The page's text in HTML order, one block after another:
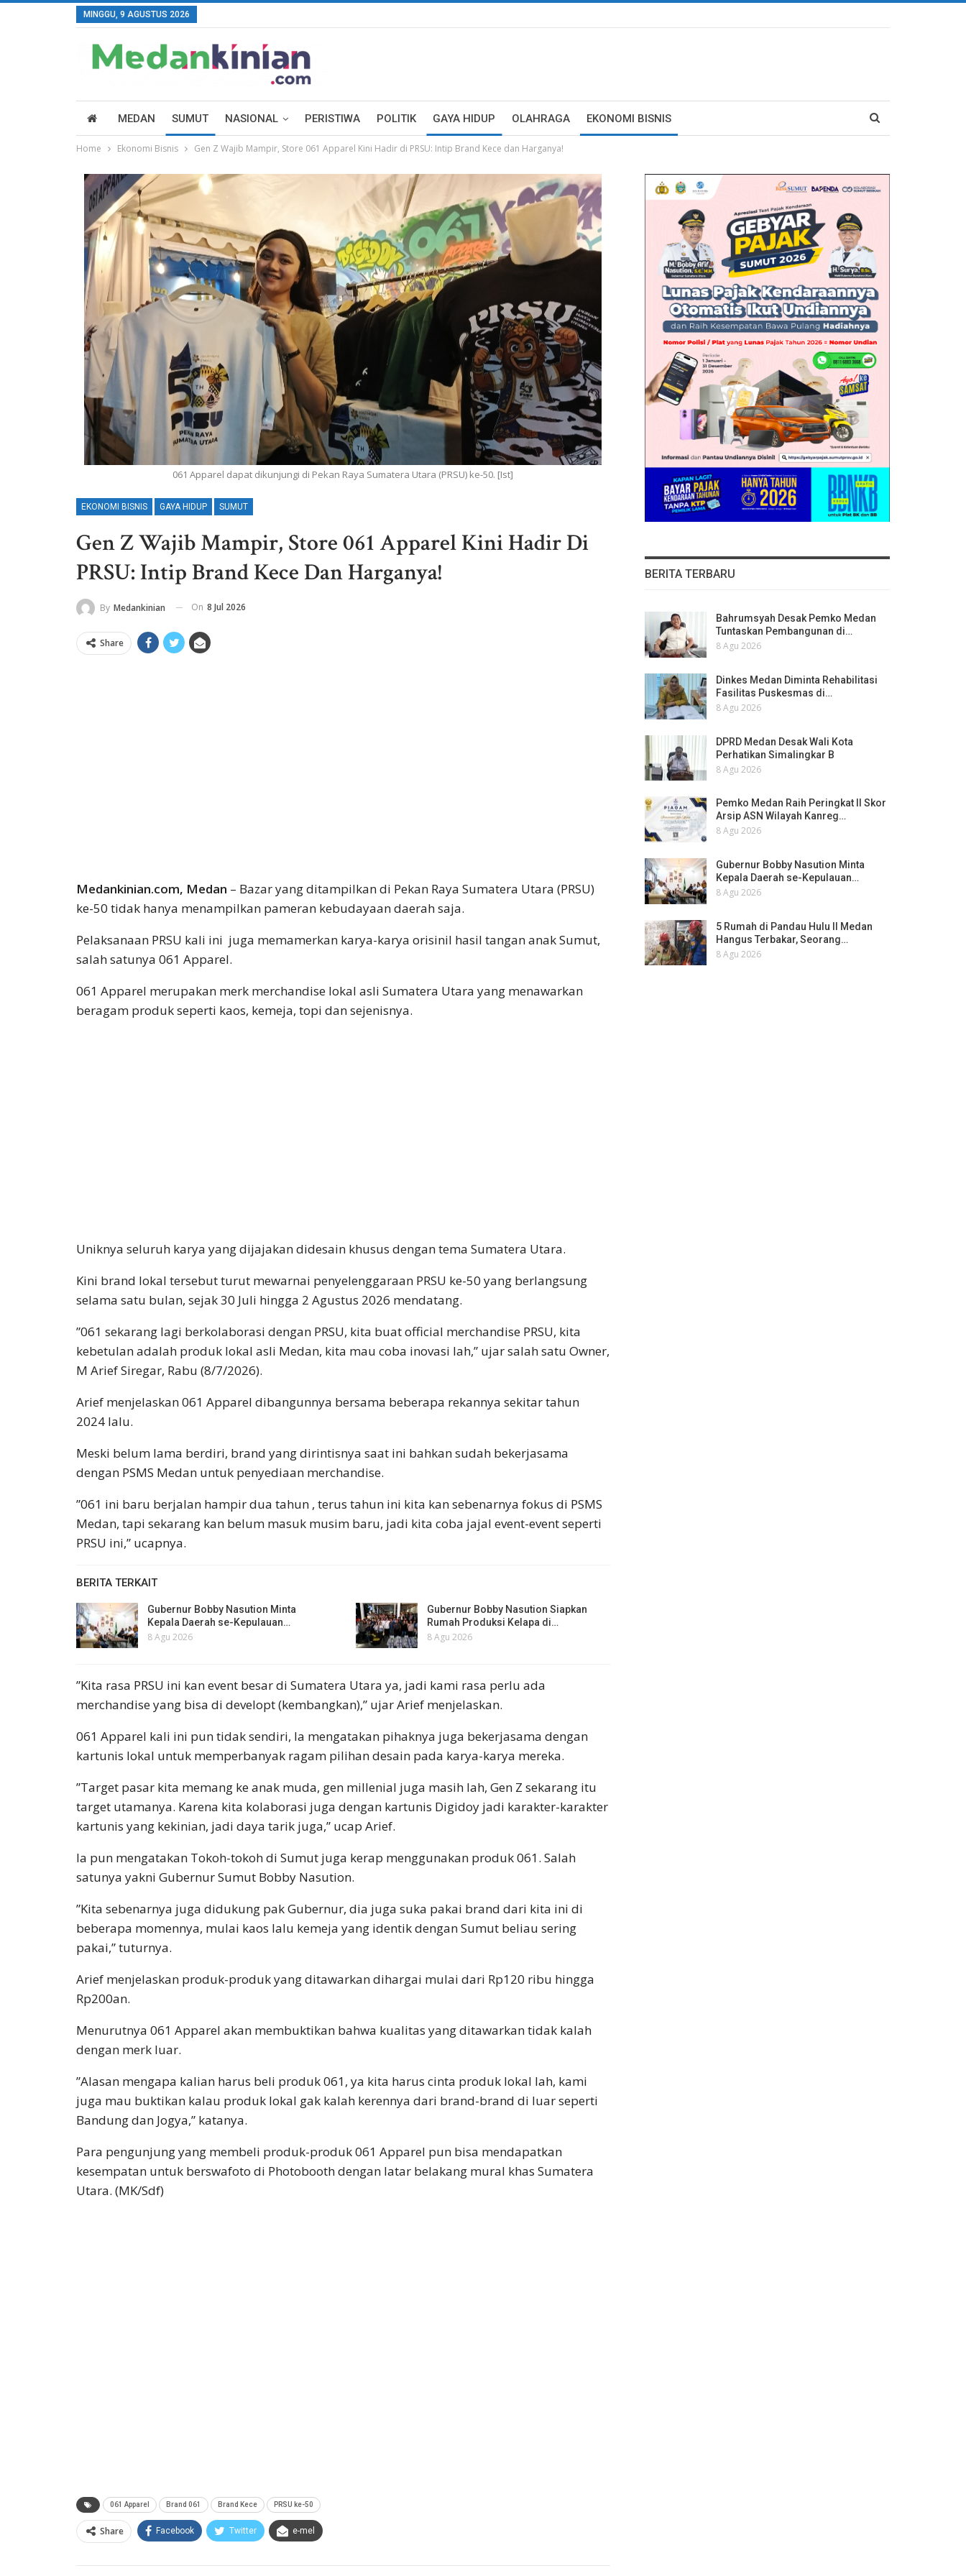
MINGGU, 9 AGUSTUS 2026
MEDAN SUMUT NASIONAL PERISTIWA POLITIK GAYA HIDUP OLAHRAGA EKONOMI BISNIS
Home Ekonomi Bisnis ‎Gen Z Wajib Mampir, Store 061 Apparel Kini Hadir di PRSU: Intip Brand Kece dan Harganya!
061 Apparel dapat dikunjungi di Pekan Raya Sumatera Utara (PRSU) ke-50. [Ist]
EKONOMI BISNIS GAYA HIDUP SUMUT
‎Gen Z Wajib Mampir, Store 061 Apparel Kini Hadir Di
PRSU: Intip Brand Kece Dan Harganya!
By Medankinian On 8 Jul 2026
Share
Medankinian.com, ‎Medan – Bazar yang ditampilkan di Pekan Raya Sumatera Utara (PRSU)
ke-50 tidak hanya menampilkan pameran kebudayaan daerah saja.
Pelaksanaan PRSU kali ini juga memamerkan karya-karya orisinil hasil tangan anak Sumut,
salah satunya 061 Apparel.
‎061 Apparel merupakan merk merchandise lokal asli Sumatera Utara yang menawarkan
beragam produk seperti kaos, kemeja, topi dan sejenisnya.
Uniknya seluruh karya yang dijajakan didesain khusus dengan tema Sumatera Utara.
‎Kini brand lokal tersebut turut mewarnai penyelenggaraan PRSU ke-50 yang berlangsung
selama satu bulan, sejak 30 Juli hingga 2 Agustus 2026 mendatang.
‎”061 sekarang lagi berkolaborasi dengan PRSU, kita buat official merchandise PRSU, kita
kebetulan adalah produk lokal asli Medan, kita mau coba inovasi lah,” ujar salah satu Owner,
M Arief Siregar, Rabu (8/7/2026).
‎Arief menjelaskan 061 Apparel dibangunnya bersama beberapa rekannya sekitar tahun
2024 lalu.
Meski belum lama berdiri, brand yang dirintisnya saat ini bahkan sudah bekerjasama
dengan PSMS Medan untuk penyediaan merchandise.
‎”061 ini baru berjalan hampir dua tahun , terus tahun ini kita kan sebenarnya fokus di PSMS
Medan, tapi sekarang kan belum masuk musim baru, jadi kita coba jajal event-event seperti
PRSU ini,” ucapnya.
BERITA TERKAIT
Gubernur Bobby Nasution Minta
Kepala Daerah se-Kepulauan…
8 Agu 2026
Gubernur Bobby Nasution Siapkan
Rumah Produksi Kelapa di…
8 Agu 2026
‎”Kita rasa PRSU ini kan event besar di Sumatera Utara ya, jadi kami rasa perlu ada
merchandise yang bisa di developt (kembangkan),” ujar Arief menjelaskan.
‎061 Apparel kali ini pun tidak sendiri, Ia mengatakan pihaknya juga bekerjasama dengan
kartunis lokal untuk memperbanyak ragam pilihan desain pada karya-karya mereka.
‎”Target pasar kita memang ke anak muda, gen millenial juga masih lah, Gen Z sekarang itu
target utamanya. Karena kita kolaborasi juga dengan kartunis Digidoy jadi karakter-karakter
kartunis yang kekinian, jadi daya tarik juga,” ucap Arief.
‎Ia pun mengatakan Tokoh-tokoh di Sumut juga kerap menggunakan produk 061. Salah
satunya yakni Gubernur Sumut Bobby Nasution.
‎”Kita sebenarnya juga didukung pak Gubernur, dia juga suka pakai brand dari kita ini di
beberapa momennya, mulai kaos lalu kemeja yang identik dengan Sumut beliau sering
pakai,” tuturnya.
‎Arief menjelaskan produk-produk yang ditawarkan dihargai mulai dari Rp120 ribu hingga
Rp200an.
Menurutnya 061 Apparel akan membuktikan bahwa kualitas yang ditawarkan tidak kalah
dengan merk luar.
‎”Alasan mengapa kalian harus beli produk 061, ya kita harus cinta produk lokal lah, kami
juga mau buktikan kalau produk lokal gak kalah kerennya dari brand-brand di luar seperti
Bandung dan Jogya,” katanya.
‎Para pengunjung yang membeli produk-produk 061 Apparel pun bisa mendapatkan
kesempatan untuk berswafoto di Photobooth dengan latar belakang mural khas Sumatera
Utara. (MK/Sdf)
061 Apparel Brand 061 Brand Kece PRSU ke-50
Share Facebook Twitter e-mel
BERITA TERBARU
Bahrumsyah Desak Pemko Medan
Tuntaskan Pembangunan di…
8 Agu 2026
Dinkes Medan Diminta Rehabilitasi
Fasilitas Puskesmas di…
8 Agu 2026
DPRD Medan Desak Wali Kota
Perhatikan Simalingkar B
8 Agu 2026
Pemko Medan Raih Peringkat II Skor
Arsip ASN Wilayah Kanreg…
8 Agu 2026
Gubernur Bobby Nasution Minta
Kepala Daerah se-Kepulauan…
8 Agu 2026
5 Rumah di Pandau Hulu II Medan
Hangus Terbakar, Seorang…
8 Agu 2026